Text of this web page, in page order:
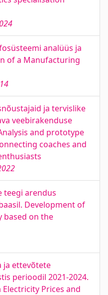
analüüs ja
of a Manufacturing
ja tervislike
veebirakenduse
and prototype
coaches and
teegi arendus
Development of
based on the
ja ettevõtete
perioodil 2021-2024.
Prices and